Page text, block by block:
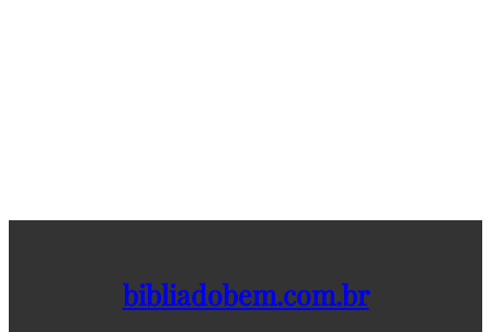
bibliadobem.com.br